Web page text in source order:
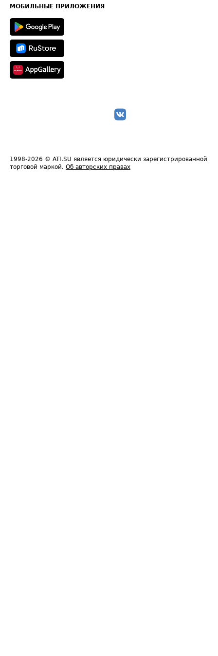
Техническая информация
МОБИЛЬНЫЕ ПРИЛОЖЕНИЯ
1998-2026 © ATI.SU является юридически зарегистрированной
торговой маркой. Об авторских правах